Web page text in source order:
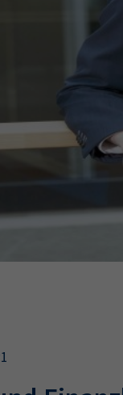
Hier können
34c
AEVO
34i